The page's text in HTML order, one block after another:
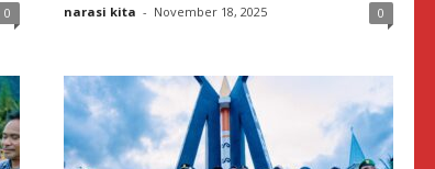
0 narasi kita - November 18, 2025 0